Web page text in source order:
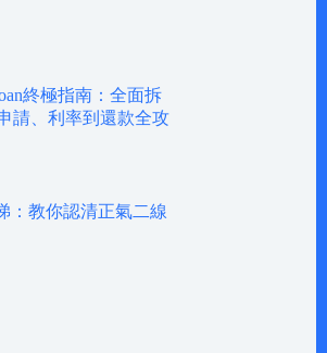
終極指南：全面拆
請、利率到還款全攻
：教你認清正氣二線